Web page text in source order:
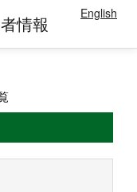
情報 English